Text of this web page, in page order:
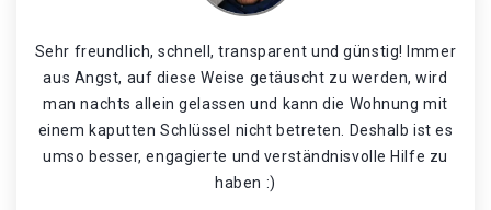
Sehr freundlich, schnell, transparent und günstig! Immer
aus Angst, auf diese Weise getäuscht zu werden, wird
man nachts allein gelassen und kann die Wohnung mit
einem kaputten Schlüssel nicht betreten. Deshalb ist es
umso besser, engagierte und verständnisvolle Hilfe zu
haben :)